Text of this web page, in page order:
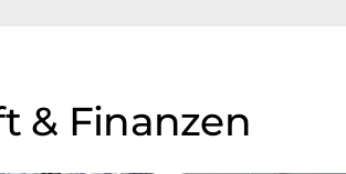
& Finanzen